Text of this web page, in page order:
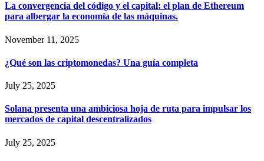
La convergencia del código y el capital: el plan de Ethereum
para albergar la economía de las máquinas.
November 11, 2025
¿Qué son las criptomonedas? Una guía completa
July 25, 2025
Solana presenta una ambiciosa hoja de ruta para impulsar los
mercados de capital descentralizados
July 25, 2025